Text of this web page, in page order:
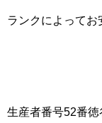
ランクによってお
生産者番号52番徳